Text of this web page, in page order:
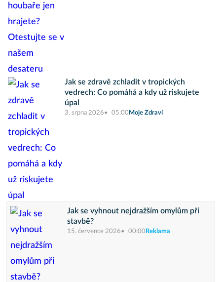
Jak se zdravě zchladit v tropických
vedrech: Co pomáhá a kdy už riskujete
úpal
3. srpna 2026 05:00 Moje Zdraví
Jak se vyhnout nejdražším omylům při
stavbě?
15. července 2026 00:00 Reklama